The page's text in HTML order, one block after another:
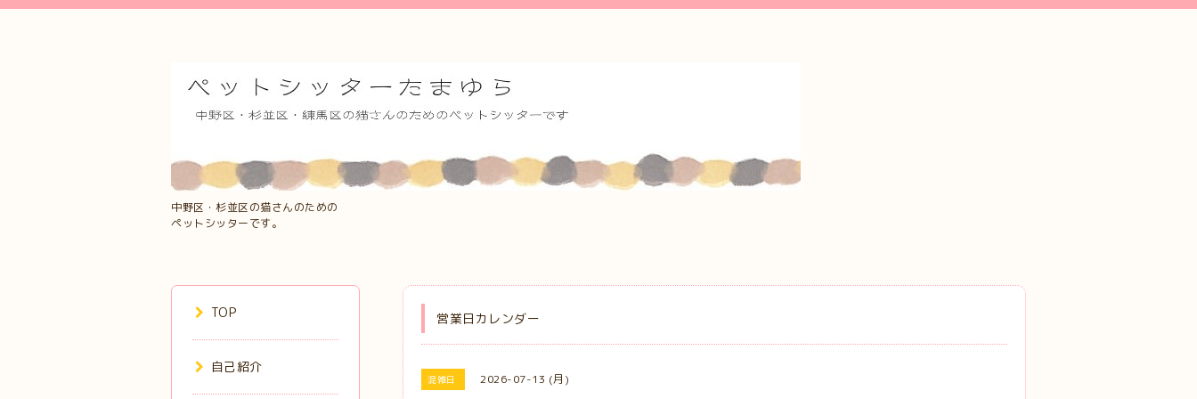
中野区・杉並区の猫さんのための
ペットシッターです。
営業日カレンダー
混雑日 2026-07-13 (月)
TOP
自己紹介